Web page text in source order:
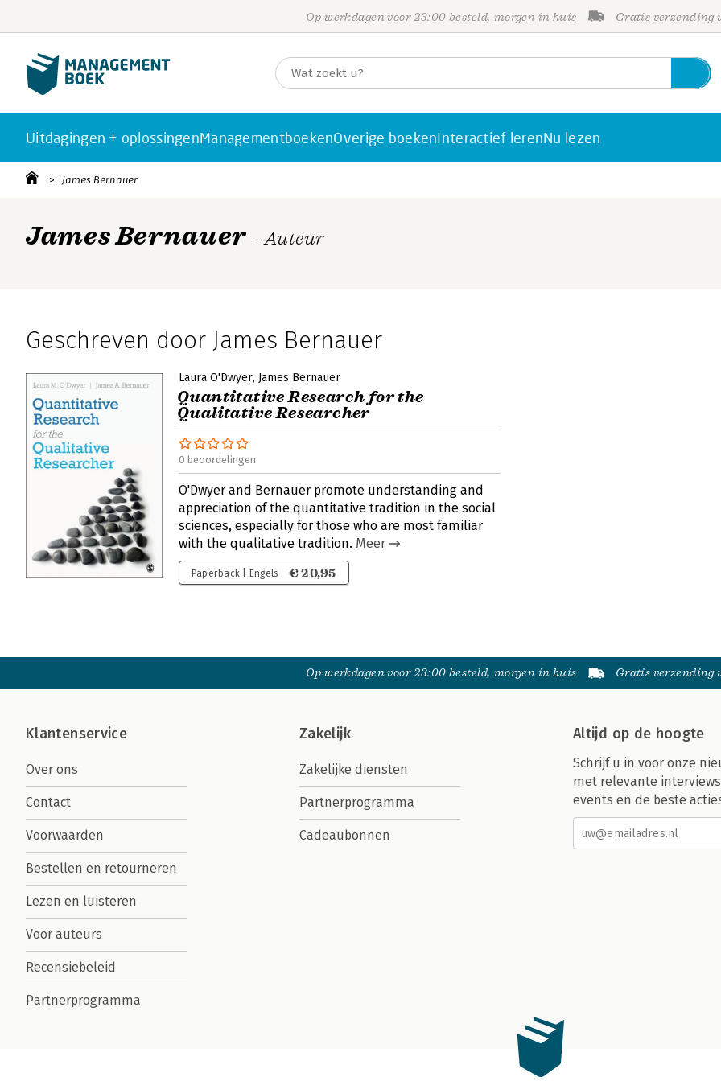
Op werkdagen voor 23:00 besteld, morgen in huis Gratis verzending
Uitdagingen + oplossingenManagementboekenOverige boekenInteractief lerenNu lezen
James Bernauer
James Bernauer - Auteur
Geschreven door James Bernauer
Laura O'Dwyer James Bernauer
Quantitative Research for the
Qualitative Researcher
0 beoordelingen
O'Dwyer and Bernauer promote understanding and
appreciation of the quantitative tradition in the social
sciences, especially for those who are most familiar
with the qualitative tradition. Meer
Paperback | Engels € 20,95
Op werkdagen voor 23:00 besteld, morgen in huis Gratis verzending
Klantenservice
Over ons
Contact
Voorwaarden
Bestellen en retourneren
Lezen en luisteren
Voor auteurs
Recensiebeleid
Partnerprogramma
Zakelijk
Zakelijke diensten
Partnerprogramma
Cadeaubonnen
Altijd op de hoogte
Schrijf u in voor onze
met relevante
events en de beste